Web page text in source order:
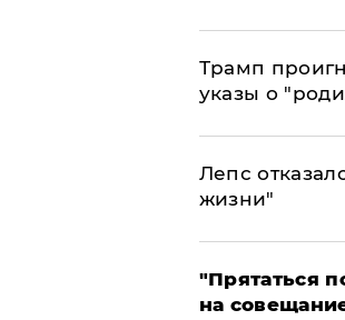
Трамп
указы о
Лепс
жизни"
"Прятаться
на